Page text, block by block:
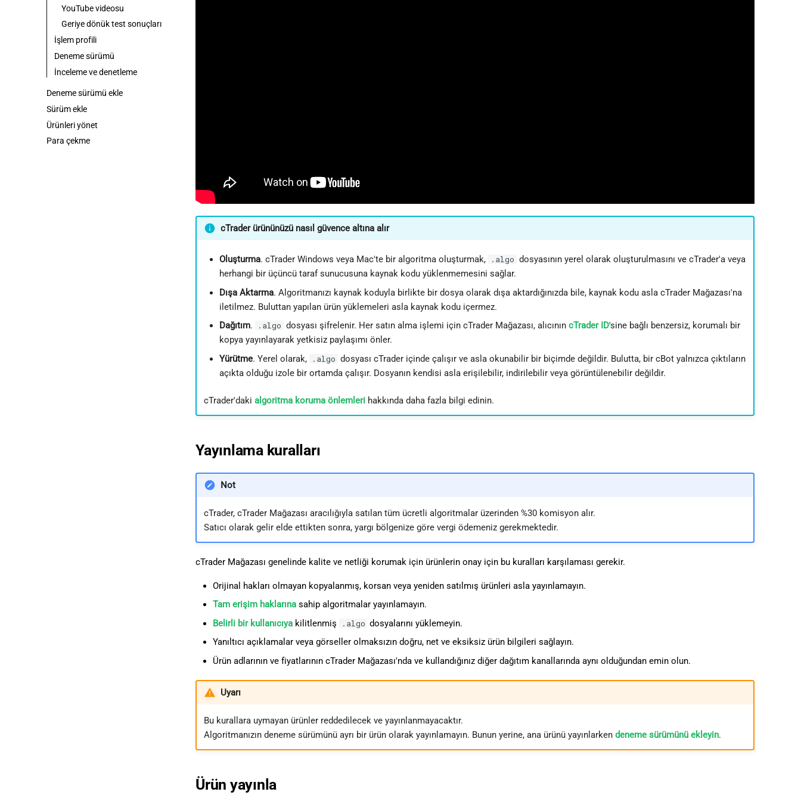
YouTube videosu
Geriye dönük test sonuçları
İşlem profili
Deneme sürümü
İnceleme ve denetleme
Deneme sürümü ekle
Sürüm ekle
Ürünleri yönet
Para çekme
cTrader ürününüzü nasıl güvence altına alır
Oluşturma. cTrader Windows veya Mac'te bir algoritma oluşturmak, .algo dosyasının yerel olarak oluşturulmasını ve cTrader'a veya
herhangi bir üçüncü taraf sunucusuna kaynak kodu yüklenmemesini sağlar.
Dışa Aktarma. Algoritmanızı kaynak koduyla birlikte bir dosya olarak dışa aktardığınızda bile, kaynak kodu asla cTrader Mağazası'na
iletilmez. Buluttan yapılan ürün yüklemeleri asla kaynak kodu içermez.
Dağıtım. .algo dosyası şifrelenir. Her satın alma işlemi için cTrader Mağazası, alıcının cTrader ID'sine bağlı benzersiz, korumalı bir
kopya yayınlayarak yetkisiz paylaşımı önler.
Yürütme. Yerel olarak, .algo dosyası cTrader içinde çalışır ve asla okunabilir bir biçimde değildir. Bulutta, bir cBot yalnızca çıktıların
açıkta olduğu izole bir ortamda çalışır. Dosyanın kendisi asla erişilebilir, indirilebilir veya görüntülenebilir değildir.
cTrader'daki algoritma koruma önlemleri hakkında daha fazla bilgi edinin.
Yayınlama kuralları
Not
cTrader, cTrader Mağazası aracılığıyla satılan tüm ücretli algoritmalar üzerinden %30 komisyon alır.
Satıcı olarak gelir elde ettikten sonra, yargı bölgenize göre vergi ödemeniz gerekmektedir.
cTrader Mağazası genelinde kalite ve netliği korumak için ürünlerin onay için bu kuralları karşılaması gerekir.
Orijinal hakları olmayan kopyalanmış, korsan veya yeniden satılmış ürünleri asla yayınlamayın.
Tam erişim haklarınasahip algoritmalar yayınlamayın.
Belirli bir kullanıcıyakilitlenmiş .algo dosyalarını yüklemeyin.
Yanıltıcı açıklamalar veya görseller olmaksızın doğru, net ve eksiksiz ürün bilgileri sağlayın.
Ürün adlarının ve fiyatlarının cTrader Mağazası'nda ve kullandığınız diğer dağıtım kanallarında aynı olduğundan emin olun.
Uyarı
Bu kurallara uymayan ürünler reddedilecek ve yayınlanmayacaktır.
Algoritmanızın deneme sürümünü ayrı bir ürün olarak yayınlamayın. Bunun yerine, ana ürünü yayınlarken deneme sürümünü ekleyin.
Ürün yayınla